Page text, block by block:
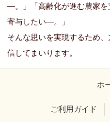
―。」「高齢化が進む農家
寄与したい―。」
そんな思いを実現するため
信してまいります。
ホ
ご利用ガイド